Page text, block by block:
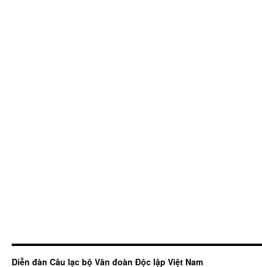
Diễn đàn Câu lạc bộ Văn đoàn Độc lập Việt Nam